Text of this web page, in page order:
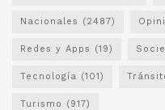
Nacionales (2487)
Redes y Apps (19)
Tecnología (101)
Turismo (917)